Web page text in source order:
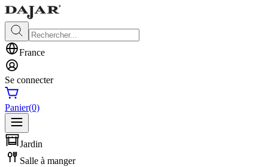
France
Se connecter
Panier(0)
Jardin
Salle à manger